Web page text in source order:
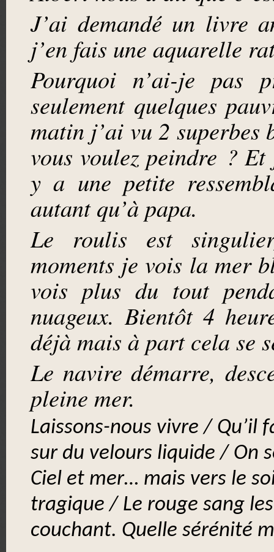
J’ai demandé un livre
j’en fais une aquarelle
Pourquoi n’ai-je pas
seulement quelques
matin j’ai vu 2 superbes
vous voulez peindre ?
y a une petite
autant qu’à papa.
Le roulis est
moments je vois la mer
vois plus du tout
nuageux. Bientôt 4
déjà mais à part cela se
Le navire démarre,
pleine mer.
Laissons-nous vivre /
sur du velours liquide / On
Ciel et mer… mais vers le
tragique / Le rouge sang
couchant. Quelle sérénité